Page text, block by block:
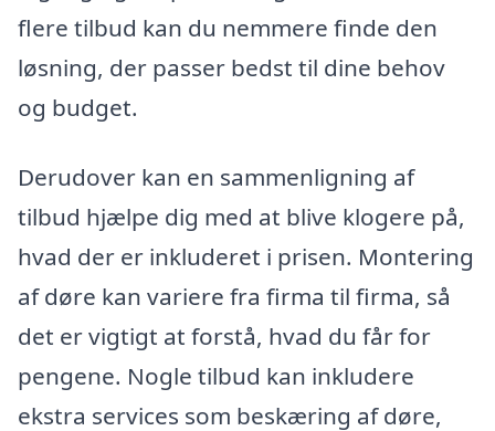
flere tilbud kan du nemmere finde den
løsning, der passer bedst til dine behov
og budget.
Derudover kan en sammenligning af
tilbud hjælpe dig med at blive klogere på,
hvad der er inkluderet i prisen. Montering
af døre kan variere fra firma til firma, så
det er vigtigt at forstå, hvad du får for
pengene. Nogle tilbud kan inkludere
ekstra services som beskæring af døre,